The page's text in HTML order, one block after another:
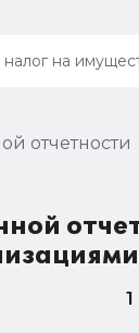
отчетности
1